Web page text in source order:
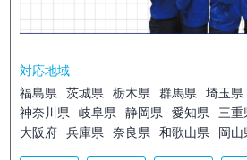
対応地域
福島県
茨城県 栃木県 群馬県 埼玉県
神奈川県
岐阜県 静岡県 愛知県 三重
大阪府
兵庫県 奈良県 和歌山県 岡山